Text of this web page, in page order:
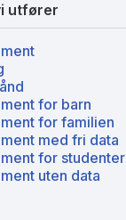
utfører
for barn
for familien
med fri data
for studenter
uten data